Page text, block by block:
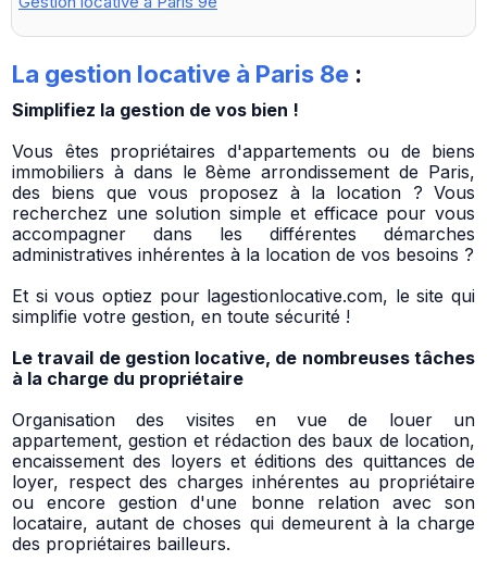
La gestion locative à Paris 8e :
Simplifiez la gestion de vos bien !
Vous êtes propriétaires d'appartements ou de biens
immobiliers à dans le 8ème arrondissement de Paris,
des biens que vous proposez à la location ? Vous
recherchez une solution simple et efficace pour vous
accompagner dans les différentes démarches
administratives inhérentes à la location de vos besoins ?
Et si vous optiez pour lagestionlocative.com, le site qui
simplifie votre gestion, en toute sécurité !
Le travail de gestion locative, de nombreuses tâches
à la charge du propriétaire
Organisation des visites en vue de louer un
appartement, gestion et rédaction des baux de location,
encaissement des loyers et éditions des quittances de
loyer, respect des charges inhérentes au propriétaire
ou encore gestion d'une bonne relation avec son
locataire, autant de choses qui demeurent à la charge
des propriétaires bailleurs.